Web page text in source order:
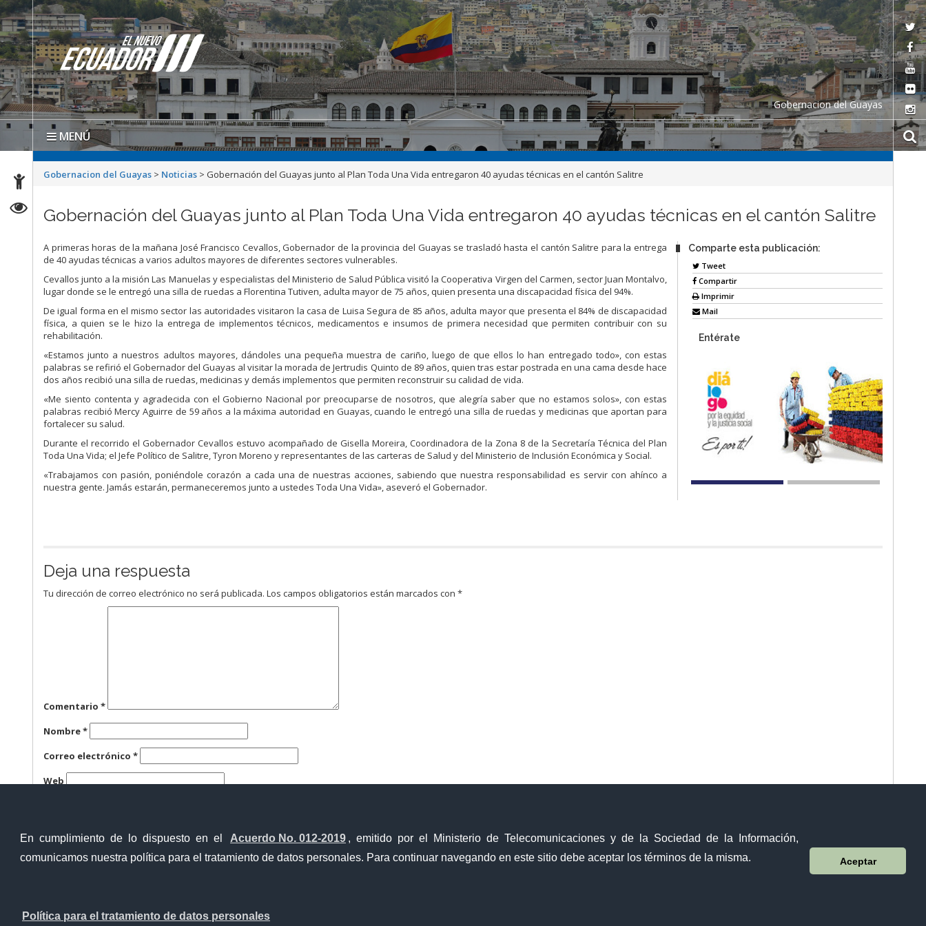
En cumplimiento de lo dispuesto en el Acuerdo No. 012-2019 , emitido por el Ministerio de Telecomunicaciones y de la Sociedad de la Información,
comunicamos nuestra política para el tratamiento de datos personales. Para continuar navegando en este sitio debe aceptar los términos de la misma.
Política para el tratamiento de datos personales
Aceptar
Gobernacion del Guayas
MENÚ
Gobernacion del Guayas > Noticias > Gobernación del Guayas junto al Plan Toda Una Vida entregaron 40 ayudas técnicas en el cantón Salitre
Gobernación del Guayas junto al Plan Toda Una Vida entregaron 40 ayudas técnicas en el cantón Salitre
A primeras horas de la mañana José Francisco Cevallos, Gobernador de la provincia del Guayas se trasladó hasta el cantón Salitre para la entrega
de 40 ayudas técnicas a varios adultos mayores de diferentes sectores vulnerables.
Cevallos junto a la misión Las Manuelas y especialistas del Ministerio de Salud Pública visitó la Cooperativa Virgen del Carmen, sector Juan Montalvo,
lugar donde se le entregó una silla de ruedas a Florentina Tutiven, adulta mayor de 75 años, quien presenta una discapacidad física del 94%.
De igual forma en el mismo sector las autoridades visitaron la casa de Luisa Segura de 85 años, adulta mayor que presenta el 84% de discapacidad
física, a quien se le hizo la entrega de implementos técnicos, medicamentos e insumos de primera necesidad que permiten contribuir con su
rehabilitación.
«Estamos junto a nuestros adultos mayores, dándoles una pequeña muestra de cariño, luego de que ellos lo han entregado todo», con estas
palabras se refirió el Gobernador del Guayas al visitar la morada de Jertrudis Quinto de 89 años, quien tras estar postrada en una cama desde hace
dos años recibió una silla de ruedas, medicinas y demás implementos que permiten reconstruir su calidad de vida.
«Me siento contenta y agradecida con el Gobierno Nacional por preocuparse de nosotros, que alegría saber que no estamos solos», con estas
palabras recibió Mercy Aguirre de 59 años a la máxima autoridad en Guayas, cuando le entregó una silla de ruedas y medicinas que aportan para
fortalecer su salud.
Durante el recorrido el Gobernador Cevallos estuvo acompañado de Gisella Moreira, Coordinadora de la Zona 8 de la Secretaría Técnica del Plan
Toda Una Vida; el Jefe Político de Salitre, Tyron Moreno y representantes de las carteras de Salud y del Ministerio de Inclusión Económica y Social.
«Trabajamos con pasión, poniéndole corazón a cada una de nuestras acciones, sabiendo que nuestra responsabilidad es servir con ahínco a
nuestra gente. Jamás estarán, permaneceremos junto a ustedes Toda Una Vida», aseveró el Gobernador.
Comparte esta publicación:
Tweet
Compartir
Imprimir
Mail
Entérate
Deja una respuesta
Tu dirección de correo electrónico no será publicada. Los campos obligatorios están marcados con*
Comentario*
Nombre*
Correo electrónico*
Web
Contacto ciudadano